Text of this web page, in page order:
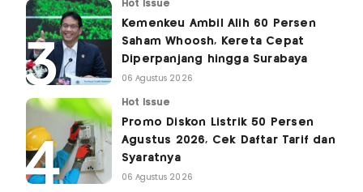
Hot Issue
Kemenkeu Ambil Alih 60 Persen
Saham Whoosh, Kereta Cepat
Diperpanjang hingga Surabaya
06 Agustus 2026
Hot Issue
Promo Diskon Listrik 50 Persen
Agustus 2026, Cek Daftar Tarif dan
Syaratnya
06 Agustus 2026